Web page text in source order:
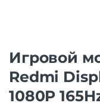
Игровой
Redmi
1080P